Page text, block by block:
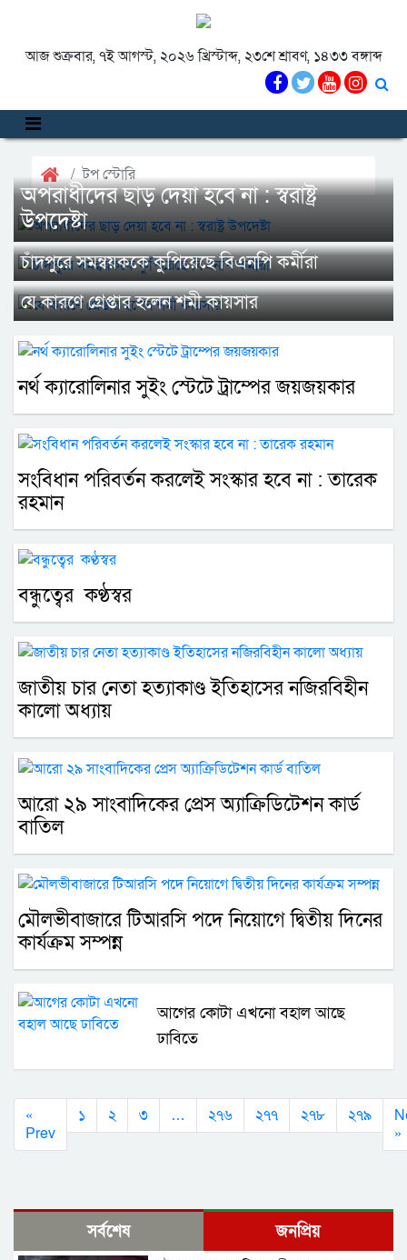
আজ শুক্রবার, ৭ই আগস্ট, ২০২৬ খ্রিস্টাব্দ, ২৩শে শ্রাবণ, ১৪৩৩ বঙ্গাব্দ
টপ স্টোরি
অপরাধীদের ছাড় দেয়া হবে না : স্বরাষ্ট্র
উপদেষ্টা
চাঁদপুরে সমন্বয়ককে কুপিয়েছে বিএনপি কর্মীরা
যে কারণে গ্রেপ্তার হলেন শমী কায়সার
নর্থ ক্যারোলিনার সুইং স্টেটে ট্রাম্পের জয়জয়কার
সংবিধান পরিবর্তন করলেই সংস্কার হবে না : তারেক
রহমান
বন্ধুত্বের কণ্ঠস্বর
জাতীয় চার নেতা হত্যাকাণ্ড ইতিহাসের নজিরবিহীন
কালো অধ্যায়
আরো ২৯ সাংবাদিকের প্রেস অ্যাক্রিডিটেশন কার্ড
বাতিল
মৌলভীবাজারে টিআরসি পদে নিয়োগে দ্বিতীয় দিনের
কার্যক্রম সম্পন্ন
আগের কোটা এখনো বহাল আছে
ঢাবিতে
«
Prev
১ ২ ৩ … ২৭৬ ২৭৭ ২৭৮ ২৭৯
»
সর্বশেষ জনপ্রিয়